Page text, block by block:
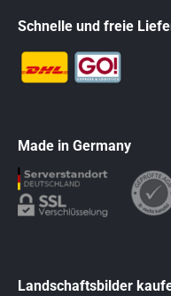
Schnelle und freie
Made in Germany
Landschaftsbilder